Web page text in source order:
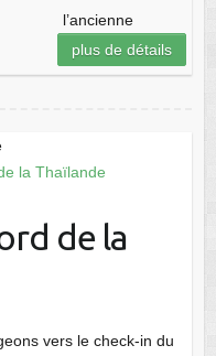
l’ancienne
plus de détails
de la
vers le check-in du